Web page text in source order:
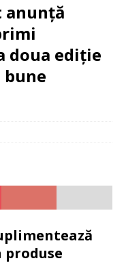
anunţă
doua ediţie
bune
ă
produse